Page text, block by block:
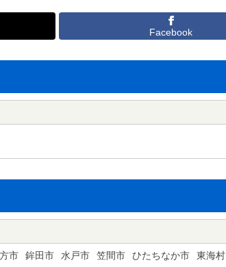
Facebook
市 鉾田市 水戸市 笠間市 ひたちなか市 東海村